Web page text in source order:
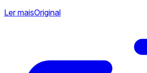
Ler maisOriginal